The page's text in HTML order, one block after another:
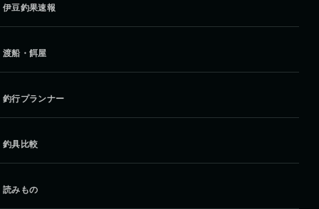
伊豆釣果速報
渡船・餌屋
釣行プランナー
釣具比較
読みもの